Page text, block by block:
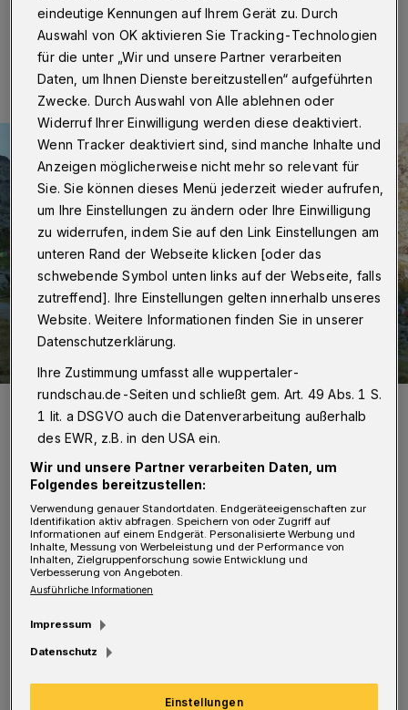
03.04.2018 , 19:30 Uhr Eine Minute Lesezeit
Die Elberfelder Hütte vor dem „Keeskopf“. Die drei „Klammerköpfe“
(3.155 Meter) und der „Rote Knopf“ (3.281 Meter) sind alpinistisch
Foto: Andreas Schlenkhoff
I n Wuppertal hat der Deutsche Alpenverein
(DAV) über 5.000 Mitglieder. Dem Verein
gehört seit 1928 die "Elberfelder Hütte" auf
2.243 Metern Höhe im Nationalpark Hohe
Naturprobleme: Durch den Rückgang der
eindeutige Kennungen auf Ihrem Gerät zu. Durch
Auswahl von OK aktivieren Sie Tracking-Technologien
für die unter „Wir und unsere Partner verarbeiten
Daten, um Ihnen Dienste bereitzustellen“ aufgeführten
Zwecke. Durch Auswahl von Alle ablehnen oder
Widerruf Ihrer Einwilligung werden diese deaktiviert.
Wenn Tracker deaktiviert sind, sind manche Inhalte und
Anzeigen möglicherweise nicht mehr so relevant für
Sie. Sie können dieses Menü jederzeit wieder aufrufen,
um Ihre Einstellungen zu ändern oder Ihre Einwilligung
zu widerrufen, indem Sie auf den Link Einstellungen am
unteren Rand der Webseite klicken [oder das
schwebende Symbol unten links auf der Webseite, falls
zutreffend]. Ihre Einstellungen gelten innerhalb unseres
Website. Weitere Informationen finden Sie in unserer
Datenschutzerklärung.
Ihre Zustimmung umfasst alle wuppertaler-
rundschau.de-Seiten und schließt gem. Art. 49 Abs. 1 S.
1 lit. a DSGVO auch die Datenverarbeitung außerhalb
des EWR, z.B. in den USA ein.
Wir und unsere Partner verarbeiten Daten, um
Folgendes bereitzustellen:
Verwendung genauer Standortdaten. Endgeräteeigenschaften zur
Identifikation aktiv abfragen. Speichern von oder Zugriff auf
Informationen auf einem Endgerät. Personalisierte Werbung und
Inhalte, Messung von Werbeleistung und der Performance von
Inhalten, Zielgruppenforschung sowie Entwicklung und
Verbesserung von Angeboten.
Ausführliche Informationen
Impressum
Datenschutz
Einstellungen